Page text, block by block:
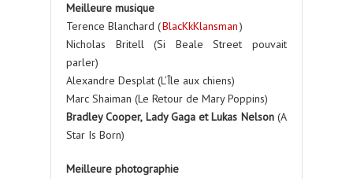
Meilleure musique
Terence Blanchard (BlacKkKlansman)
Nicholas Britell (Si Beale Street pouvait
parler)
Alexandre Desplat (L’Île aux chiens)
Marc Shaiman (Le Retour de Mary Poppins)
Bradley Cooper, Lady Gaga et Lukas Nelson(A
Star Is Born)
Meilleure photographie